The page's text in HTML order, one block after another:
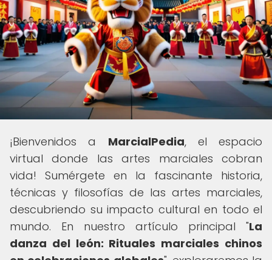
¡Bienvenidos a MarcialPedia, el espacio
virtual donde las artes marciales cobran
vida! Sumérgete en la fascinante historia,
técnicas y filosofías de las artes marciales,
descubriendo su impacto cultural en todo el
mundo. En nuestro artículo principal "La
danza del león: Rituales marciales chinos